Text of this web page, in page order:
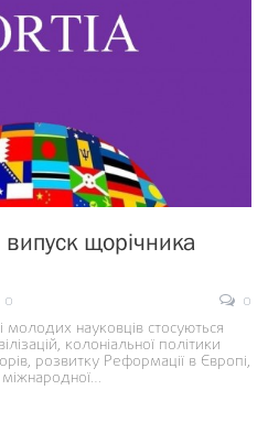
випуск щорічника
0
0
молодих науковців стосуються
колоніальної політики
розвитку Реформації в Європі,
міжнародної…